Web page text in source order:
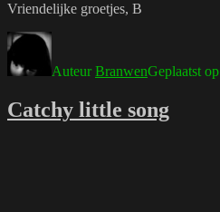
Vriendelijke groetjes, B
AuteurBranwenGeplaatst op
Catchy little song